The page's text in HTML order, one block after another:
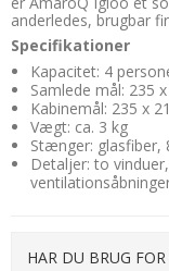
anderledes, brugbar
Specifikationer
Kapacitet: 4
Samlede mål: 235
Kabinemål: 235 x
Vægt: ca. 3 kg
Stænger: glasfiber,
Detaljer: to
HAR DU BRUG